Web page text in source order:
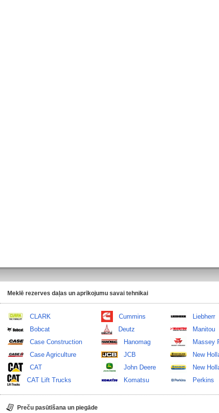
Meklē rezerves daļas un aprīkojumu savai tehnikai
CLARK
Bobcat
Case Construction
Case Agriculture
CAT
CAT Lift Trucks
Cummins
Deutz
Hanomag
JCB
John Deere
Komatsu
Liebherr
Manitou
Massey
New
New
Perkins
Preču pasūtīšana un piegāde